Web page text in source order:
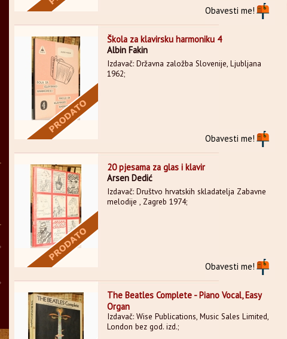
Obavesti me!
Škola za klavirsku harmoniku 4
Albin Fakin
Izdavač: Državna založba Slovenije, Ljubljana
1962;
Obavesti me!
20 pjesama za glas i klavir
Arsen Dedić
Izdavač: Društvo hrvatskih skladatelja Zabavne
melodije , Zagreb 1974;
Obavesti me!
The Beatles Complete - Piano Vocal, Easy
Organ
Izdavač: Wise Publications, Music Sales Limited,
London bez god. izd.;